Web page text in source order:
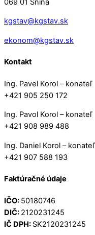
kgstav@kgstav.sk
ekonom@kgstav.sk
Kontakt
Ing. Pavel Korol – konateľ
+421 905 250 172
Ing. Pavol Korol – konateľ
+421 908 989 488
Ing. Daniel Korol – konateľ
+421 907 588 193
Faktúračné údaje
IČO: 50180746
DIČ: 2120231245
IČ DPH: SK2120231245